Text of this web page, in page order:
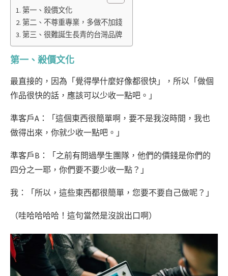
第一、殺價文化
第二、不尊重專業，多做不加錢
第三、很難誕生長青的台灣品牌
第一、殺價文化
最直接的，因為「覺得學什麼好像都很快」，所以「做個
作品很快的話，應該可以少收一點吧。」
準客戶A：「這個東西很簡單啊，要不是我沒時間，我也
做得出來，你就少收一點吧。」
準客戶B：「之前有問過學生團隊，他們的價錢是你們的
四分之一耶，你們要不要少收一點？」
我：「所以，這些東西都很簡單，您要不要自己做呢？」
（哇哈哈哈哈！這句當然是沒說出口啊）